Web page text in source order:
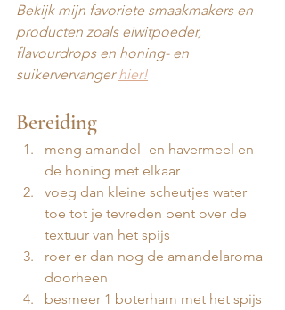
Bekijk mijn favoriete smaakmakers en
producten zoals eiwitpoeder,
flavourdrops en honing- en
suikervervanger hier!
Bereiding
meng amandel- en havermeel en
de honing met elkaar
voeg dan kleine scheutjes water
toe tot je tevreden bent over de
textuur van het spijs
roer er dan nog de amandelaroma
doorheen
⁠besmeer 1 boterham met het spijs